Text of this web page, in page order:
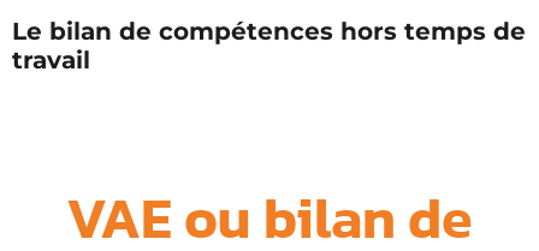
Le bilan de compétences hors temps de
travail
VAE ou bilan de